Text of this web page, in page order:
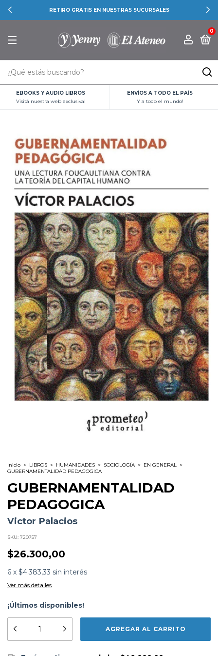
RETIRO GRATIS EN NUESTRAS SUCURSALES
0
EBOOKS Y AUDIO LIBROS
Visitá nuestra web exclusiva!
ENVÍOS A TODO EL PAÍS
Y a todo el mundo!
Inicio > LIBROS > HUMANIDADES > SOCIOLOGÍA > EN GENERAL >
GUBERNAMENTALIDAD PEDAGOGICA
GUBERNAMENTALIDAD
PEDAGOGICA
Victor Palacios
SKU: 720757
$26.300,00
6 x $4.383,33 sin interés
Ver más detalles
¡Últimos disponibles!
Envío gratis $40.000,00
Editorial:
Prometeo
Idioma:Español